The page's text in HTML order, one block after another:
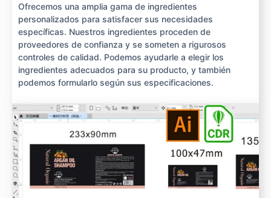
Ofrecemos una amplia gama de ingredientes
personalizados para satisfacer sus necesidades
específicas. Nuestros ingredientes proceden de
proveedores de confianza y se someten a rigurosos
controles de calidad. Podemos ayudarle a elegir los
ingredientes adecuados para su producto, y también
podemos formularlo según sus especificaciones.